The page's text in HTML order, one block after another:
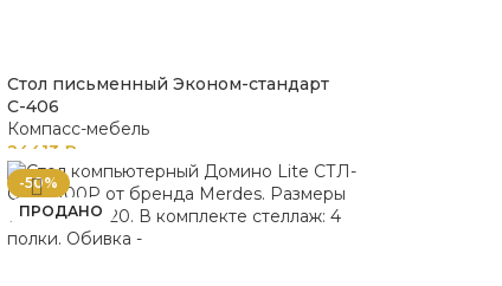
Стол письменный Эконом-стандарт
С-406
Компасс-мебель
24413 ₽
-50%
ПРОДАНО